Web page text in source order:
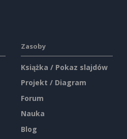
Zasoby
Książka / Pokaz slajdów
Projekt / Diagram
Forum
Nauka
Blog